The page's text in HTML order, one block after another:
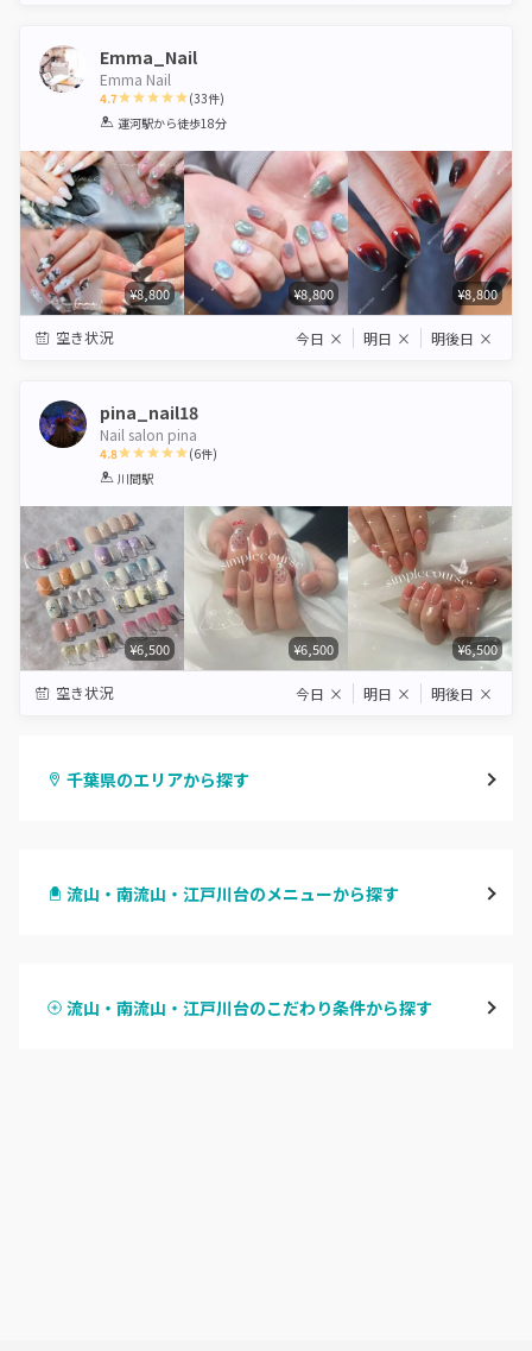
Emma_Nail
Emma Nail
4.7
1 2 3 4 5
(33件)
運河駅から徒歩18分
¥8,800 ¥8,800 ¥8,800
空き状況 今日 × 明日 × 明後日 ×
pina_nail18
Nail salon pina
4.8
1 2 3
(6件)
川間駅
¥6,500 ¥6,500 ¥6,500
空き状況 今日 × 明日 × 明後日 ×
千葉県のエリアから探す
柏・南柏
流山・南流山・江戸川台のメニューから探す
ハンドスカルプ
流山・南流山・江戸川台のこだわり条件から探す